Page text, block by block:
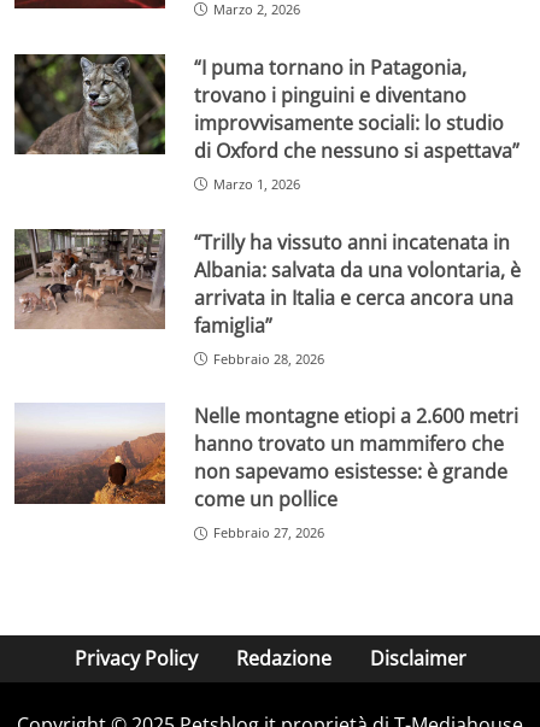
Marzo 2, 2026
“I puma tornano in Patagonia,
trovano i pinguini e diventano
improvvisamente sociali: lo studio
di Oxford che nessuno si aspettava”
Marzo 1, 2026
“Trilly ha vissuto anni incatenata in
Albania: salvata da una volontaria, è
arrivata in Italia e cerca ancora una
famiglia”
Febbraio 28, 2026
Nelle montagne etiopi a 2.600 metri
hanno trovato un mammifero che
non sapevamo esistesse: è grande
come un pollice
Febbraio 27, 2026
Privacy Policy Redazione Disclaimer